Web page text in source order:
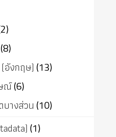
(8)
อังกฤษ) (13)
ณ์(6)
างส่วน (10)
(1)